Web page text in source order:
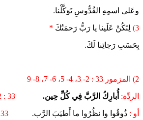
وعَلى اسمِهِ القُدُّوسِ تَوَكَّلْنا.
3) لِتَكُنْ عَلَينا يا رَبُّ رَحمَتُكَ *
بِحَسَبِ رَجائِنا لَكَ.
2) المزمور 33 : 2- 3، 4- 5، 6- 7، 8- 9
الردِّة: أُبارِكُ الرَّبَّ فِي كُلِّ حِين. 33 : 2أ
أو : ذُوقُوا وا نظُرُوا ما أَطيَبَ الرَّب. 33 : 9أ